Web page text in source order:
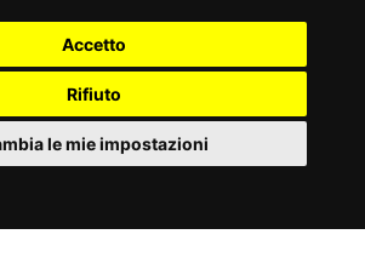
Accetto
Rifiuto
le mie impostazioni